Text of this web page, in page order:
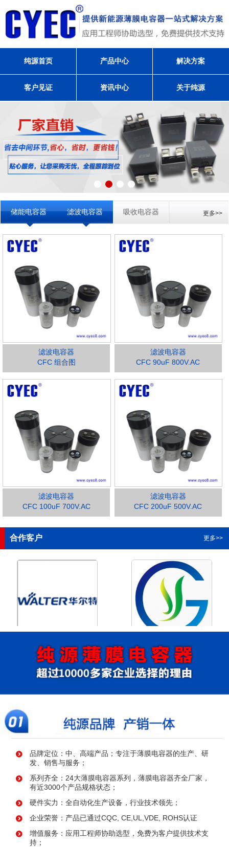
纯源首页 产品中心 解决方案
客户见证 资讯中心 关于纯源
储能电容器 滤波电容器 吸收电容器 更多>>
滤波电容器
CFC 组合图
滤波电容器
CFC 90uF 800V.AC
滤波电容器
CFC 100uF 700V.AC
滤波电容器
CFC 200uF 500V.AC
合作客户 更多>>
浙江华尔特机电股份有限公
司
浙江格瑶科技股份有限公司
品牌定位：中、高端产品；专注于薄膜电容器的生产、研
发、销售与服务；
系列齐全：24大薄膜电容器系列，薄膜电容器齐全厂家，
有近3000个产品规格状态；
硬件实力：全自动化生产设备，行业技术领先；
企业荣誉：产品已通过CQC, CE,UL,VDE, ROHS认证
增值服务：应用工程师协助选型，免费为客户提供技术支
持；